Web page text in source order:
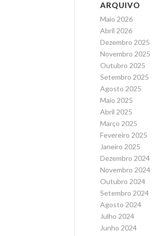
ARQUIVO
Maio 2026
Abril 2026
Dezembro 2025
Novembro 2025
Outubro 2025
Setembro 2025
Agosto 2025
Maio 2025
Abril 2025
Março 2025
Fevereiro 2025
Janeiro 2025
Dezembro 2024
Novembro 2024
Outubro 2024
Setembro 2024
Agosto 2024
Julho 2024
Junho 2024